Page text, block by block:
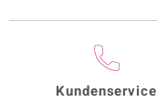
Kundenservice